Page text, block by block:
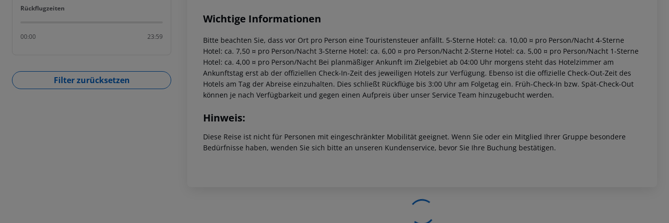
Rückflugzeiten
Rückflugzeiten
00:00 23:59
Filter zurücksetzen
Wichtige Informationen
Bitte beachten Sie, dass vor Ort pro Person eine Touristensteuer anfällt. 5-Sterne Hotel: ca. 10,00 ¤ pro Person/Nacht 4-Sterne
Hotel: ca. 7,50 ¤ pro Person/Nacht 3-Sterne Hotel: ca. 6,00 ¤ pro Person/Nacht 2-Sterne Hotel: ca. 5,00 ¤ pro Person/Nacht 1-Sterne
Hotel: ca. 4,00 ¤ pro Person/Nacht Bei planmäßiger Ankunft im Zielgebiet ab 04:00 Uhr morgens steht das Hotelzimmer am
Ankunftstag erst ab der offiziellen Check-In-Zeit des jeweiligen Hotels zur Verfügung. Ebenso ist die offizielle Check-Out-Zeit des
Hotels am Tag der Abreise einzuhalten. Dies schließt Rückflüge bis 3:00 Uhr am Folgetag ein. Früh-Check-In bzw. Spät-Check-Out
können je nach Verfügbarkeit und gegen einen Aufpreis über unser Service Team hinzugebucht werden.
Hinweis:
Diese Reise ist nicht für Personen mit eingeschränkter Mobilität geeignet. Wenn Sie oder ein Mitglied Ihrer Gruppe besondere
Bedürfnisse haben, wenden Sie sich bitte an unseren Kundenservice, bevor Sie Ihre Buchung bestätigen.